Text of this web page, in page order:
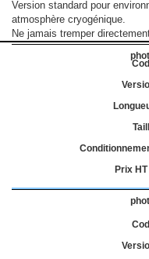
Version standard pour
atmosphère cryogénique.
Ne jamais tremper